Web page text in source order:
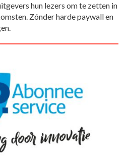
hun lezers om te zetten in
Zónder harde paywall en